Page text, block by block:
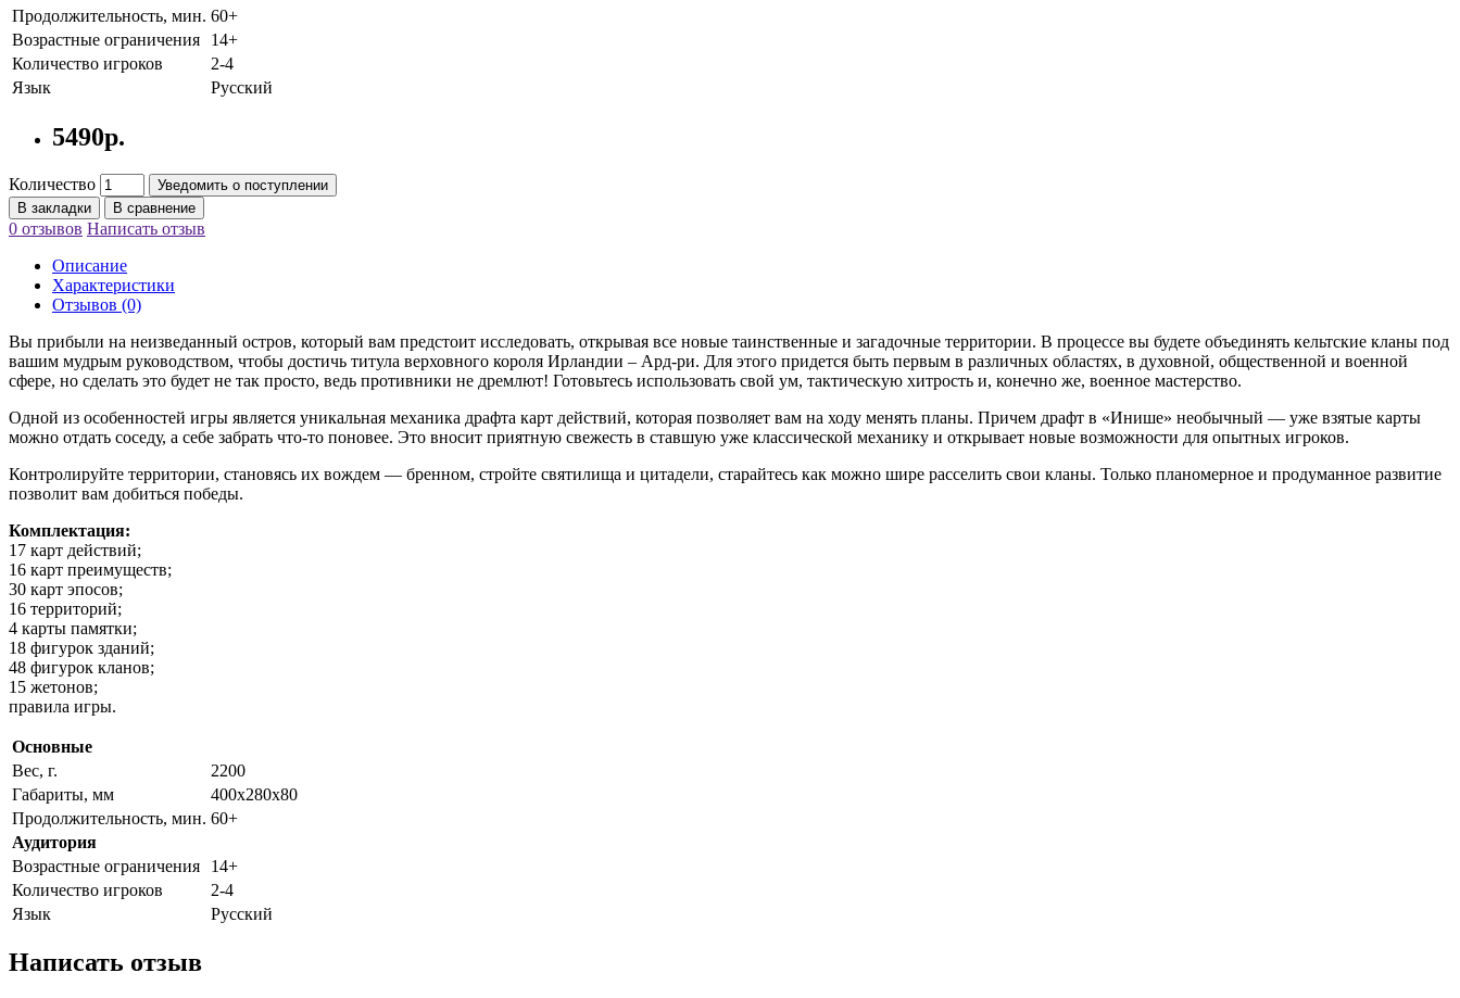
Продолжительность, мин. 60+
Возрастные ограничения
14+
Количество игроков
2-4
Язык
Русский
5490р.
Количество
Уведомить о поступлении
В закладки
В сравнение
0 отзывов Написать отзыв
Описание
Характеристики
Отзывов (0)
Вы прибыли на неизведанный остров, который вам предстоит исследовать, открывая все новые таинственные и загадочные территории. В процессе вы будете объединять кельтские кланы под
вашим мудрым руководством, чтобы достичь титула верховного короля Ирландии – Ард-ри. Для этого придется быть первым в различных областях, в духовной, общественной и военной
сфере, но сделать это будет не так просто, ведь противники не дремлют! Готовьтесь использовать свой ум, тактическую хитрость и, конечно же, военное мастерство.
Одной из особенностей игры является уникальная механика драфта карт действий, которая позволяет вам на ходу менять планы. Причем драфт в «Инише» необычный — уже взятые карты
можно отдать соседу, а себе забрать что-то поновее. Это вносит приятную свежесть в ставшую уже классической механику и открывает новые возможности для опытных игроков.
Контролируйте территории, становясь их вождем — бренном, стройте святилища и цитадели, старайтесь как можно шире расселить свои кланы. Только планомерное и продуманное развитие
позволит вам добиться победы.
Комплектация:
17 карт действий;
16 карт преимуществ;
30 карт эпосов;
16 территорий;
4 карты памятки;
18 фигурок зданий;
48 фигурок кланов;
15 жетонов;
правила игры.
Основные
Вес, г.
2200
Габариты, мм
400х280х80
Продолжительность, мин. 60+
Аудитория
Возрастные ограничения
14+
Количество игроков
2-4
Язык
Русский
Написать отзыв